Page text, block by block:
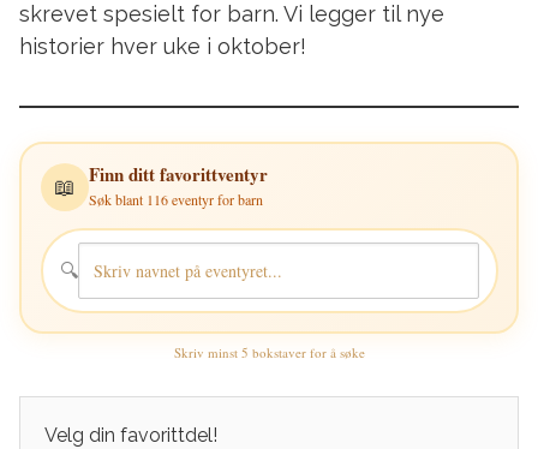
skrevet spesielt for barn. Vi legger til nye
historier hver uke i oktober!
📖 Finn ditt favorittventyr
Søk blant 116 eventyr for barn
🔍
Skriv minst 5 bokstaver for å søke
Velg din favorittdel!